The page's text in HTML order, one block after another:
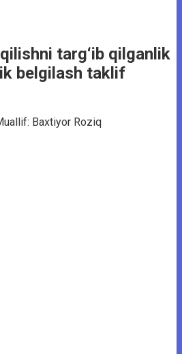
targ‘ib qilganlik
belgilash taklif
Baxtiyor Roziq